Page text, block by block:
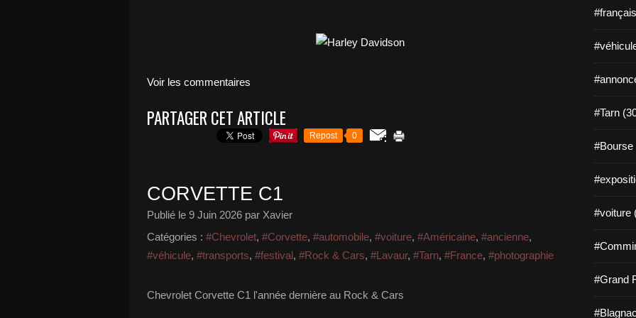
Voir les commentaires
PARTAGER CET ARTICLE
Repost 0
CORVETTE C1
Publié le 9 Juin 2026 par Xavier
Catégories : #Chevrolet, #Corvette, #automobile, #voiture, #Américaine, #ancienne,
#véhicule, #transports, #festival, #Rock & Cars, #Lavaur, #Tarn, #France, #photographie
Chevrolet Corvette C1 l'année dernière au Rock & Cars
#Tarn
#Bourse
#voiture
#Grand